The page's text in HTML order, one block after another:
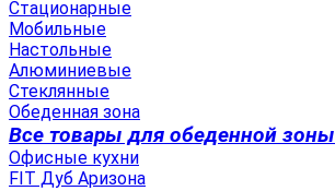
Стационарные
Мобильные
Настольные
Алюминиевые
Стеклянные
Обеденная зона
Все товары для обеденной зоны
Офисные кухни
FIT Дуб Аризона